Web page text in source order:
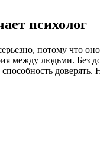
психолог
потому что
между людьми.